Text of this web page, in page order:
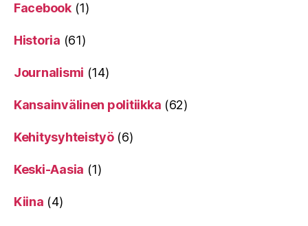
Facebook(1)
Historia (61)
Journalismi (14)
Kansainvälinen politiikka (62)
Kehitysyhteistyö(6)
Keski-Aasia (1)
Kiina (4)